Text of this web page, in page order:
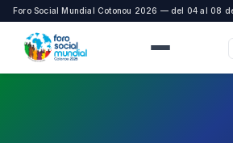
Foro Social Mundial Cotonou 2026 — del 04 al 08